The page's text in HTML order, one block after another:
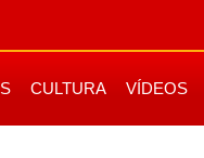
CULTURA VÍDEOS